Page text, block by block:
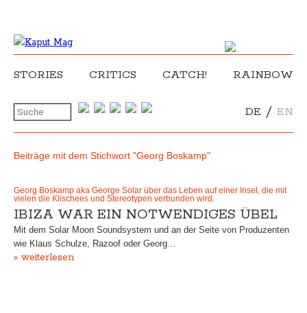
STORIES CRITICS CATCH! RAINBOW
DE / EN
Beiträge mit dem Stichwort "Georg Boskamp"
Georg Boskamp aka George Solar über das Leben auf einer Insel, die mit
vielen die Klischees und Stereotypen verbunden wird.
IBIZA WAR EIN NOTWENDIGES ÜBEL
Mit dem Solar Moon Soundsystem und an der Seite von Produzenten
wie Klaus Schulze, Razoof oder Georg…
» weiterlesen